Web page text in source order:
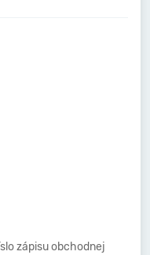
zápisu obchodnej